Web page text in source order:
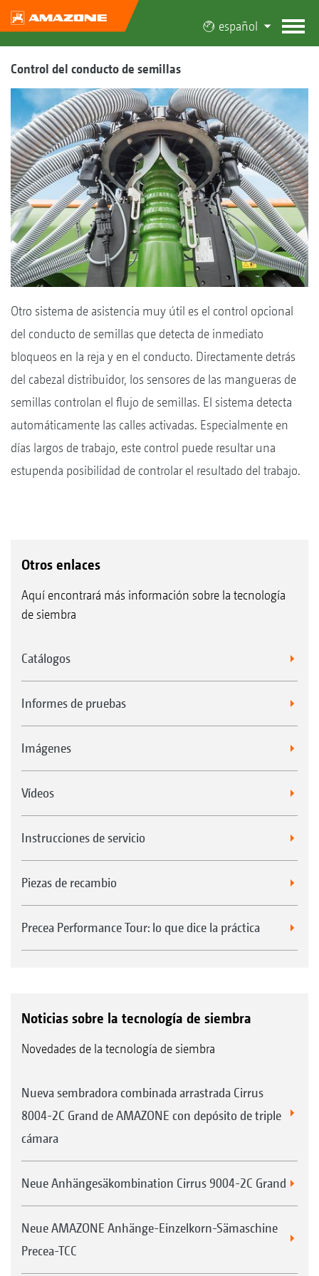
español
Control del conducto de semillas
Otro sistema de asistencia muy útil es el control opcional
del conducto de semillas que detecta de inmediato
bloqueos en la reja y en el conducto. Directamente detrás
del cabezal distribuidor, los sensores de las mangueras de
semillas controlan el flujo de semillas. El sistema detecta
automáticamente las calles activadas. Especialmente en
días largos de trabajo, este control puede resultar una
estupenda posibilidad de controlar el resultado del trabajo.
Otros enlaces
Aquí encontrará más información sobre la tecnología
de siembra
Catálogos
Informes de pruebas
Imágenes
Vídeos
Instrucciones de servicio
Piezas de recambio
Precea Performance Tour: lo que dice la práctica
Noticias sobre la tecnología de siembra
Novedades de la tecnología de siembra
Nueva sembradora combinada arrastrada Cirrus
8004-2C Grand de AMAZONE con depósito de triple
cámara
Neue Anhängesäkombination Cirrus 9004-2C Grand
Neue AMAZONE Anhänge-Einzelkorn-Sämaschine
Precea-TCC